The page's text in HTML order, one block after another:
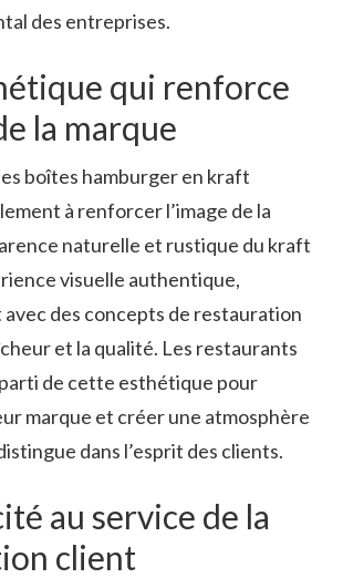
des entreprises.
qui renforce
la marque
boîtes hamburger en kraft
à renforcer l’image de la
naturelle et rustique du kraft
visuelle authentique,
avec des concepts de restauration
et la qualité. Les restaurants
de cette esthétique pour
marque et créer une atmosphère
dans l’esprit des clients.
au service de la
client